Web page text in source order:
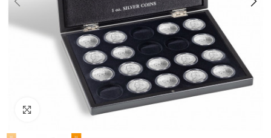
Klikk for å forstørre